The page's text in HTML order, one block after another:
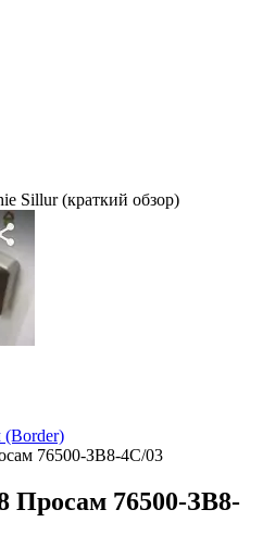
Sillur (краткий обзор)
(Border)
76500-ЗВ8-4С/03
Просам 76500-ЗВ8-